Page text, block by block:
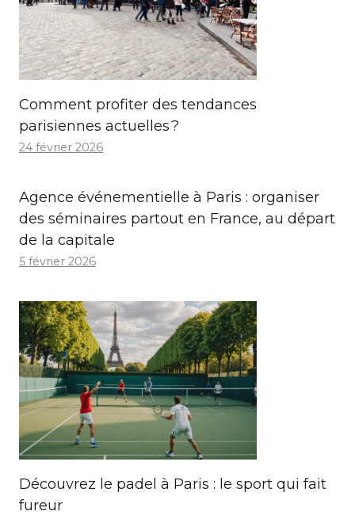
Comment profiter des tendances
parisiennes actuelles ?
24 février 2026
Agence événementielle à Paris : organiser
des séminaires partout en France, au départ
de la capitale
5 février 2026
Découvrez le padel à Paris : le sport qui fait
fureur